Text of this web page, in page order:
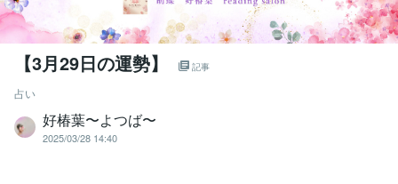
【3月29日の運勢】 記事
占い
好椿葉〜よつば〜
2025/03/28 14:40